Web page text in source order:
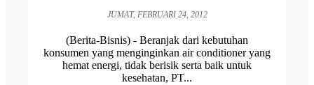
JUMAT, FEBRUARI 24, 2012
(Berita-Bisnis) - Beranjak dari kebutuhan
konsumen yang menginginkan air conditioner yang
hemat energi, tidak berisik serta baik untuk
kesehatan, PT...